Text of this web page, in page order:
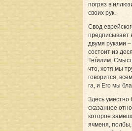
погряз в
своих рук.
Свод
предписывает
двумя руками
состоит из
Теѓилим.
что, хотя мы
говорится,
га, и Его мы
Здесь уместно
сказанное
которое
ячменя,